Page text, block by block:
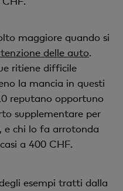
maggiore quando si
delle auto.
ritiene difficile
la mancia in questi
reputano opportuno
supplementare per
chi lo fa arrotonda
a 400 CHF.
esempi tratti dalla